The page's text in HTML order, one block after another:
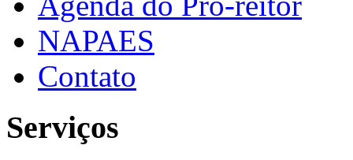
NAPAES
Contato
Serviços